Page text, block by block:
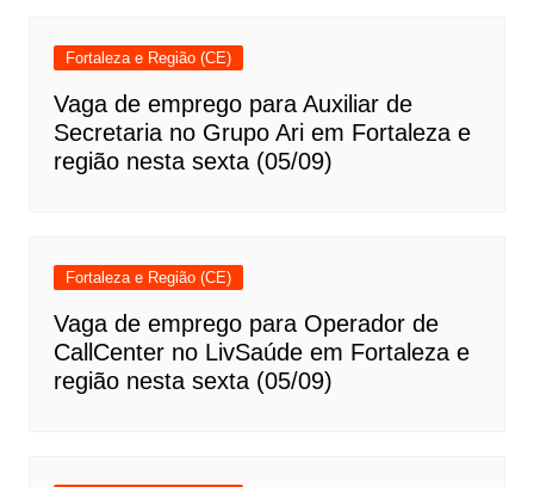
Fortaleza e Região (CE)
Vaga de emprego para Auxiliar de
Secretaria no Grupo Ari em Fortaleza e
região nesta sexta (05/09)
Fortaleza e Região (CE)
Vaga de emprego para Operador de
CallCenter no LivSaúde em Fortaleza e
região nesta sexta (05/09)